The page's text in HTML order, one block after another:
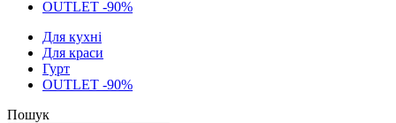
OUTLET -90%
Для кухні
Для краси
Гурт
OUTLET -90%
Пошук